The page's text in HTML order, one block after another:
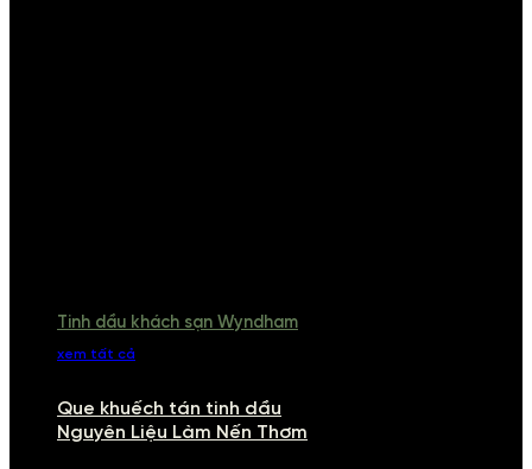
Tinh dầu khách sạn Wyndham
xem tất cả
Que khuếch tán tinh dầu
Nguyên Liệu Làm Nến Thơm